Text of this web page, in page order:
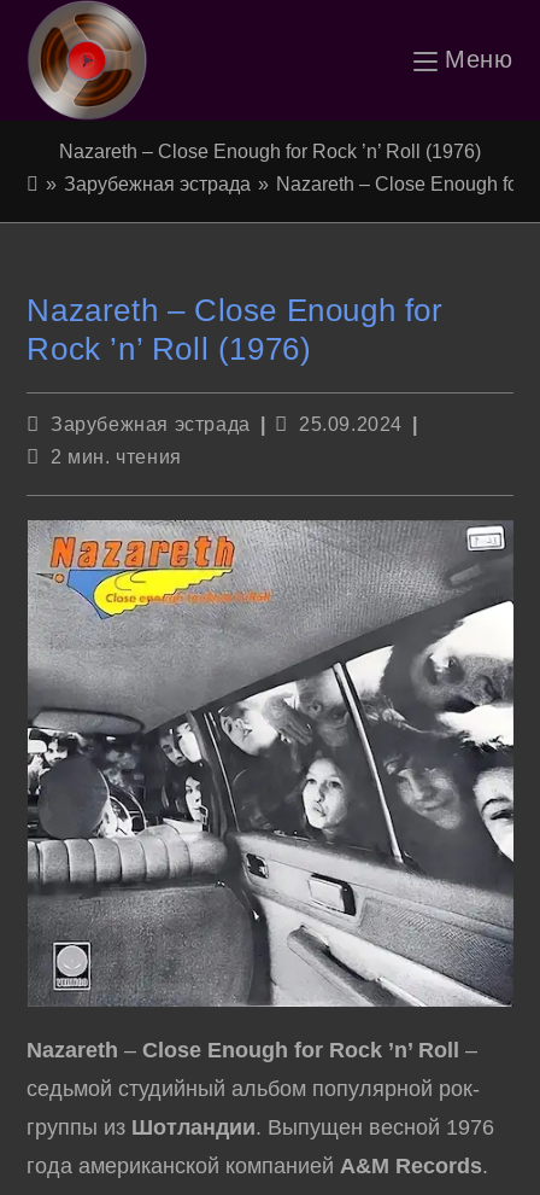
Перейти
содержимому
Меню
Nazareth – Close Enough for Rock ’n’ Roll (1976)
» Зарубежная эстрада » Nazareth – Close Enough for
Nazareth – Close Enough for
Rock ’n’ Roll (1976)
Рубрика
Зарубежная эстрада
Запись
25.09.2024
Время2 мин. чтения
Nazareth –Close Enough for Rock ’n’ Roll
–
седьмой студийный альбом популярной рок-
группы из Шотландии. Выпущен весной 1976
года американской компаниейA&M Records.